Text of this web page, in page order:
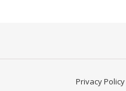
Privacy Policy